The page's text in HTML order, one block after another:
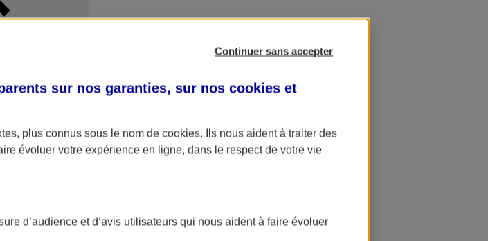
Continuer sans accepter
sur nos garanties, sur nos cookies et
plus connus sous le nom de cookies. Ils nous aident à traiter des
évoluer votre expérience en ligne, dans le respect de votre vie
d’audience et d’avis utilisateurs qui nous aident à faire évoluer